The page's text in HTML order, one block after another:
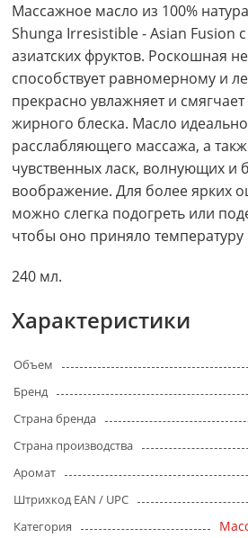
Массажное масло из 100%
Shunga Irresistible - Asian Fusion
азиатских фруктов. Роскошная
способствует равномерному и
прекрасно увлажняет и
жирного блеска. Масло
расслабляющего массажа, а
чувственных ласк, волнующих и
воображение. Для более ярких
можно слегка подогреть или
чтобы оно приняло температуру
240 мл.
Характеристики
Объем
Бренд
Страна бренда
Страна производства
Аромат
Штрихкод EAN / UPC
Категория